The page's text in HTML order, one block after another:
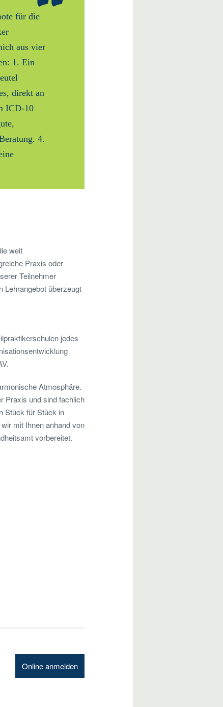
für die
aus vier
1. Ein
direkt an
ICD-10
4.
weit
Praxis oder
Teilnehmer
Lehrangebot überzeugt
jedes
Atmosphäre.
Praxis und sind fachlich
Stück für Stück in
mit Ihnen anhand von
vorbereitet.
Online anmelden